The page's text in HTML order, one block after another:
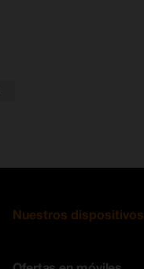
Nuestros dispositivos